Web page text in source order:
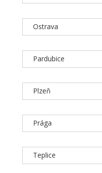
Ostrava
Pardubice
Plzeň
Prága
Teplice